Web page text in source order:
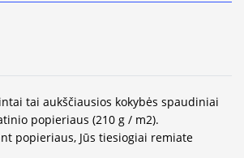
tai aukščiausios kokybės spaudiniai
popieriaus (210 g / m2).
popieriaus, Jūs tiesiogiai remiate